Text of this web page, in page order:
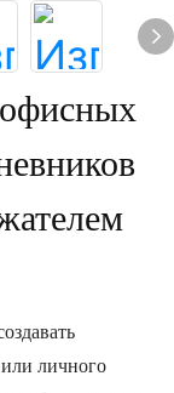
офисных
личного